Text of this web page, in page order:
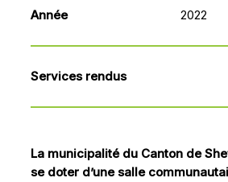
Année 2022
Services rendus
La municipalité du Canton de
se doter d’une salle